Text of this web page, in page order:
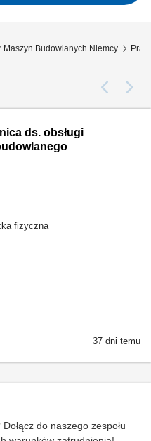
Maszyn Budowlanych Niemcy
ds. obsługi
fizyczna
37 dni temu
do naszego zespołu